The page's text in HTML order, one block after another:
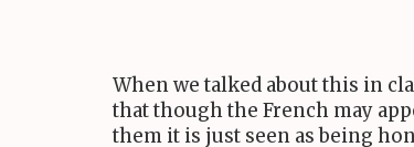
When we talked about this in
that though the French may
them it is just seen as being